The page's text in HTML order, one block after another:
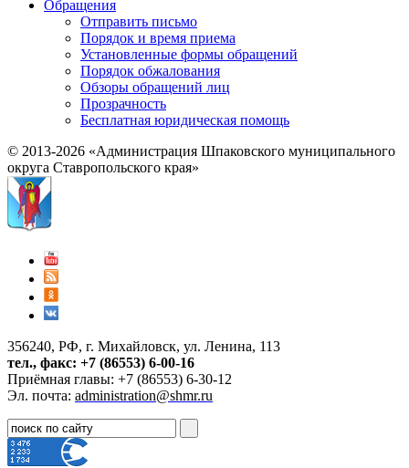
Обращения
Отправить письмо
Порядок и время приема
Установленные формы обращений
Порядок обжалования
Обзоры обращений лиц
Прозрачность
Бесплатная юридическая помощь
© 2013-2026 «Администрация Шпаковского муниципального
округа Ставропольского края»
356240, РФ, г. Михайловск, ул. Ленина, 113
тел., факс: +7 (86553) 6-00-16
Приёмная главы: +7 (86553) 6-30-12
Эл. почта: administration@shmr.ru